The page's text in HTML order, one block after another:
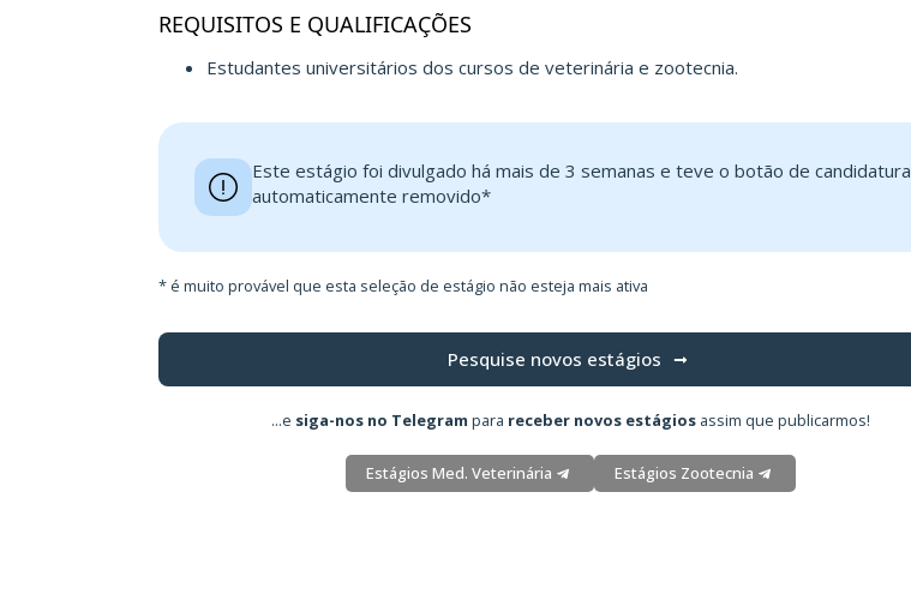
REQUISITOS E QUALIFICAÇÕES
Estudantes universitários dos cursos de veterinária e zootecnia.
Este estágio foi divulgado há mais de 3 semanas e teve o botão de candidatura
automaticamente removido*
* é muito provável que esta seleção de estágio não esteja mais ativa
Pesquise novos estágios
...e siga-nos no Telegram para receber novos estágiosassim que publicarmos!
Estágios Med. Veterinária Estágios Zootecnia